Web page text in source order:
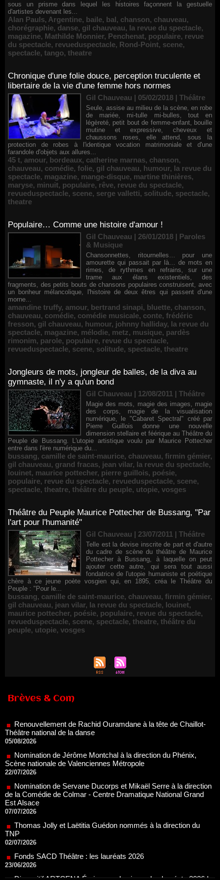
sous un prisme dans lequel les histoires façonnent la gestuelle
d'artistes devenant les...
Alan Pauls, Argentine, baile, bal, chanson, chauveau,
chorégraphie, danse, gil chauveau, la revue du spectacle,
magazine, Mathilde Monnier, Penchenat, populaire, revue
du spectacle, revueduspectacle, Rond-Point, scene,
spectacle, tango, theatre
Chronique d'une folie douce, perception truculente et
libertaire de la vie d'une femme hors normes
Gil Chauveau | 05/02/2018 | Théâtre
Seule, assise au milieu de la scène, en robe
de mariée, mi-tulle mi-bulles, tout en
légèreté, petit bout de femme-enfant, bouille
mutine et expressive, cheveux et
chaussons roses, elle attend, sous la
protection de robes à l'identique vocation matrimoniale et d'une
farandole d'objets aux allures...
45 t, amour, bordeaux, catherine marnas, chanson,
chauveau, comédie, folie, gil chauveau, humour, la revue du
spectacle, magazine, mange-disque, martine thinières,
maryse, minuit, populaire, rêve, revue du spectacle,
revueduspectacle, scene, serge valletti, solitude, spectacle,
theatre
Populaire… Comme une histoire d'amour !
Gil Chauveau | 26/01/2018 | Paroles
& Musique
Chansonnettes, ritournelles… pour une
amourette qui passait par là… de mots en
rimes, de rythmes en refrains, sur une
trame aux élans existentiels, des
fragments, des petits bouts de chansons populaires construisent, avec
un bonheur mélancolique, l'histoire de deux êtres qui passent d'une
morne...
amandine truffy, amour, bertrand sinapi, bluette, chanson,
chauveau, comédie, comédie musicale, conte, frédéric
fresson, gil chauveau, humour, johnny halliday, la revue du
spectacle, magazine, mélodie, metz, musique, pardès
rimonim, parole, populaire, revue du spectacle,
revueduspectacle, scene, solitude, spectacle, theatre
Jongleurs de mots, jongleur de balles, de la diva au
gymnaste, il n'y a qu'un bond
Gil Chauveau | 12/08/2011 | Théâtre
Magie des mots, magie des images, magie
des corps, magie de la visualisation
numérique, le "Cabaret Spectral" créé par
Pierre Guillois donne une nouvelle
dimension stellaire et féérique au Théâtre du
Peuple de Bussang. L'utopie artistique voulu par Maurice Pottecher
entre dans l'ère numérique du...
bussang, camille de saint-maurice, chauveau, firmin gémier,
gil chauveau, grand fracas, jean vilar, la revue du spectacle,
louinet, maurice pottecher, pierre guillois, poésie,
populaire, revue du spectacle, revueduspectacle, scene,
spectacle, theatre, théâtre du peuple, utopie, vosges
Théâtre du Peuple Maurice Pottecher de Bussang, "Par
l'art pour l'humanité"
Gil Chauveau | 23/07/2011 | Théâtre
Telle est la devise inscrite de part et d'autre
du cadre de scène du théâtre de Maurice
Pottecher à Bussang, à laquelle on peut
ajouter cette autre, qui sera tout aussi
fondatrice de l'utopie humaniste et poétique
chère à ce jeune poète vosgien qui, en 1895, créa le Théâtre du
Peuple : "Pour le...
bussang, camille de saint-maurice, chauveau, firmin gémier,
gil chauveau, jean vilar, la revue du spectacle, louinet,
maurice pottecher, poésie, populaire, revue du spectacle,
revueduspectacle, scene, spectacle, theatre, théâtre du
peuple, utopie, vosges
Brèves & Com
Renouvellement de Rachid Ouramdane à la tête de Chaillot-
Nomination de Jérôme Montchal à la direction du Phénix,
Scène nationale de Valenciennes Métropole
Nomination de Servane Ducorps et Mikaël Serre à la direction
de la Comédie de Colmar - Centre Dramatique National Grand
Est Alsace
07/07/2026
Thomas Jolly et Laëtitia Guédon nommés à la direction du
TNP
Fonds SACD Théâtre : les lauréats 2026
23/06/2026
Dispositif ARTCENA Écrire pour le cirque, les lauréats 2026 !
20/06/2026
Le palmarès des prix SACD 2026